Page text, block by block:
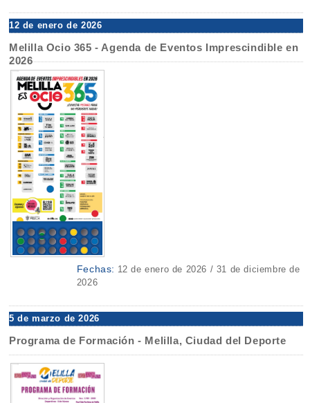
12 de enero de 2026
Melilla Ocio 365 - Agenda de Eventos Imprescindible en
2026
Fechas: 12 de enero de 2026 / 31 de diciembre de
2026
5 de marzo de 2026
Programa de Formación - Melilla, Ciudad del Deporte